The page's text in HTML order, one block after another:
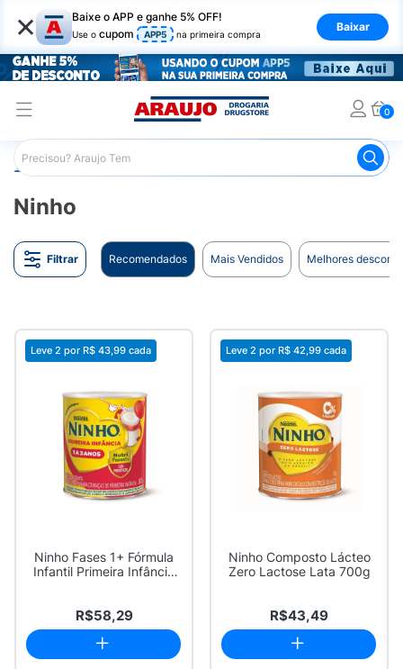
× Baixe o APP e ganhe 5% OFF!
Use o cupom APP5 na primeira compra
Baixar
0
Araujo Marcas
Ninho
Filtrar Recomendados Mais Vendidos Melhores
Leve 2 por R$ 43,99 cada
Ninho Fases 1+ Fórmula
Infantil Primeira Infância
R$58,29
Leve 2 por R$ 42,99 cada
Ninho Composto Lácteo
Zero Lactose Lata 700g
R$43,49